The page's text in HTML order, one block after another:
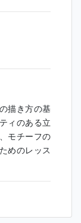
描き方の基
ィのある立
モチーフの
めのレッス